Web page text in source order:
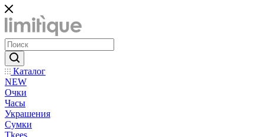
Каталог
NEW
Очки
Часы
Украшения
Сумки